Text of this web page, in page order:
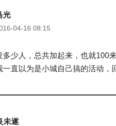
光
04-16 08:15
多少人，总共加起来，也就100
一直以为是小城自己搞的活动，
未遂